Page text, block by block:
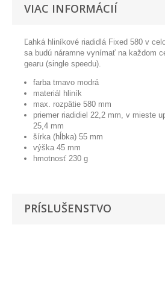
VIAC INFORMÁCIÍ
Ľahká hliníkové riadidlá Fixed 580 v
sa budú náramne vynímať na každom
gearu (single speedu).
farba tmavo modrá
materiál hliník
max. rozpätie 580 mm
priemer riadidiel 22,2 mm, v mieste
25,4 mm
šírka (hĺbka) 55 mm
výška 45 mm
hmotnosť 230 g
PRÍSLUŠENSTVO